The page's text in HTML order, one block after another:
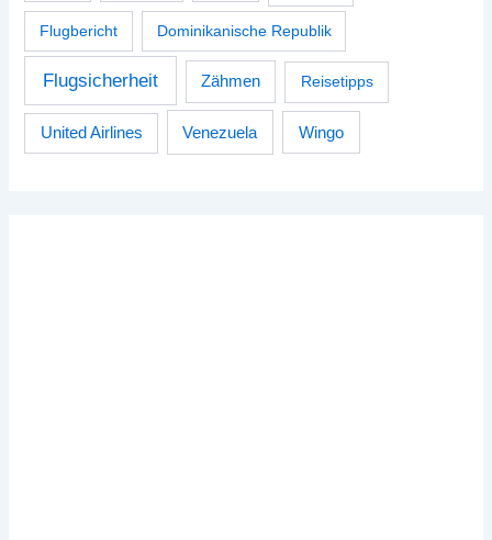
Flugbericht Dominikanische Republik
Flugsicherheit Zähmen Reisetipps
United Airlines Venezuela Wingo